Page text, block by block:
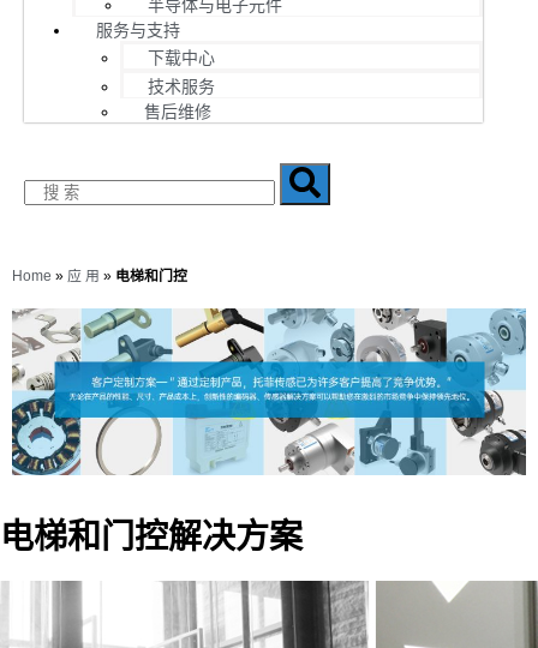
半导体与电子元件
服务与支持
下载中心
技术服务
售后维修
Home » 应 用 » 电梯和门控
电梯和门控解决方案